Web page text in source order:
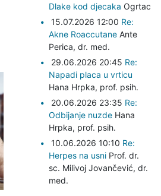
Dlake kod djecaka Ogrtac
15.07.2026 12:00 Re:
Akne Roaccutane Ante
Perica, dr. med.
29.06.2026 20:45 Re:
Napadi placa u vrticu
Hana Hrpka, prof. psih.
20.06.2026 23:35 Re:
Odbijanje nuzde Hana
Hrpka, prof. psih.
10.06.2026 10:10 Re:
Herpes na usni Prof. dr.
sc. Milivoj Jovančević, dr.
med.